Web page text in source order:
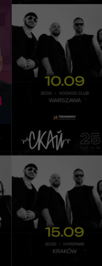
сцені
Warszawa, VooDoo
Club
149 - 169 PLN
КУПИТИ
15/09/202620:00
СКАЙ. 25 років на
сцені
Kraków, Hype Park
149 - 169 PLN